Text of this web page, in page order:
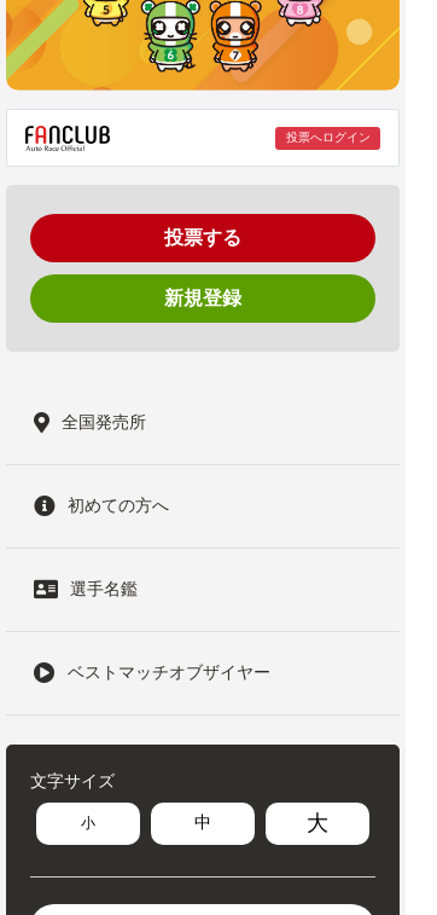
投票へログイン
投票する
新規登録
全国発売所
初めての方へ
選手名鑑
ベストマッチオブザイヤー
文字サイズ
小 中 大